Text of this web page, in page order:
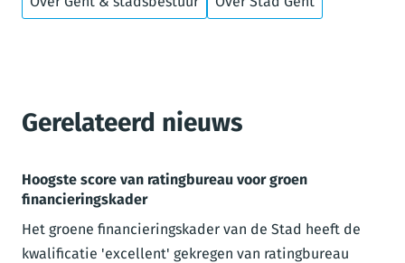
Gerelateerd nieuws
Hoogste score van ratingbureau voor groen
financieringskader
Het groene financieringskader van de Stad heeft de
kwalificatie 'excellent' gekregen van ratingbureau